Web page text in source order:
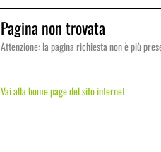
Pagina non trovata
Attenzione: la pagina richiesta non è più
Vai alla home page del sito internet